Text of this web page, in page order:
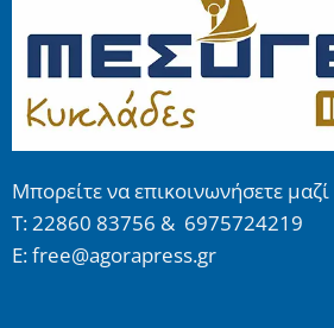
Μπορείτε να επικοινωνήσετε
Τ: 22860 83756 & 6975724219
E: free@agorapress.gr